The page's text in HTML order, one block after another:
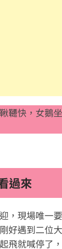
韆快，女鵝
過來
，現場唯一
好遇到二位
飛就喊停了